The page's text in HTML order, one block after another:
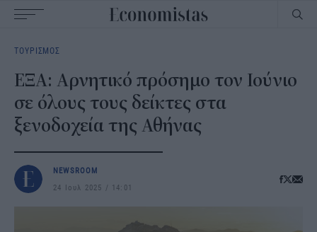
navigation
ΤΟΥΡΙΣΜΟΣ
ΕΞΑ: Αρνητικό πρόσημο τον Ιούνιο
σε όλους τους δείκτες στα
ξενοδοχεία της Αθήνας
NEWSROOM
24 Ιουλ 2025
14:01